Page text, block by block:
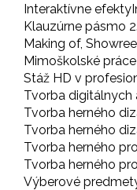
Interaktívne efekty
Klauzúrne pásmo
Making of,
Mimoškolské práce
Stáž HD v
Tvorba digitálnych
Tvorba herného
Tvorba herného
Tvorba herného
Tvorba herného
Výberové